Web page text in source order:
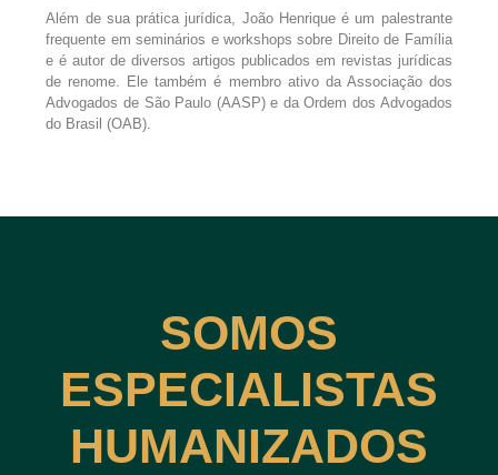
Além de sua prática jurídica, João Henrique é um palestrante
frequente em seminários e workshops sobre Direito de Família
e é autor de diversos artigos publicados em revistas jurídicas
de renome. Ele também é membro ativo da Associação dos
Advogados de São Paulo (AASP) e da Ordem dos Advogados
do Brasil (OAB).
SOMOS
ESPECIALISTAS
HUMANIZADOS